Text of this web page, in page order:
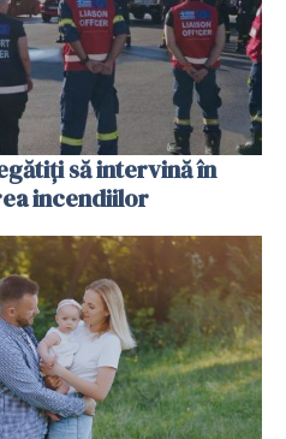
să intervină în
incendiilor